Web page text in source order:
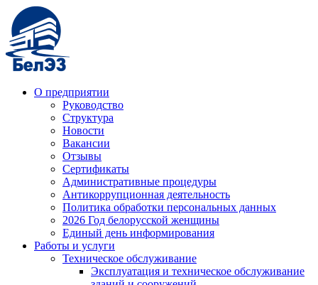
О предприятии
Руководство
Структура
Новости
Вакансии
Отзывы
Сертификаты
Административные процедуры
Антикоррупционная деятельность
Политика обработки персональных данных
2026 Год белорусской женщины
Единый день информирования
Работы и услуги
Техническое обслуживание
Эксплуатация и техническое обслуживание